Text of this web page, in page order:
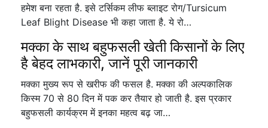
हमेश बना रहता है. इसे टर्सिकम लीफ ब्लाइट रोग/Tursicum
Leaf Blight Disease भी कहा जाता है. ये रो…
मक्का के साथ बहुफसली खेती किसानों के लिए
है बेहद लाभकारी, जानें पूरी जानकारी
मक्का मुख्य रूप से खरीफ की फसल है. मक्का की अल्पकालिक
किस्म 70 से 80 दिन में पक कर तैयार हो जाती है. इस प्रकार
बहुफसली कार्यक्रम में इनका महत्व बढ़ जा…